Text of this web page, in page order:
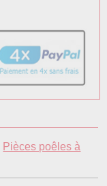
Pièces poêles à